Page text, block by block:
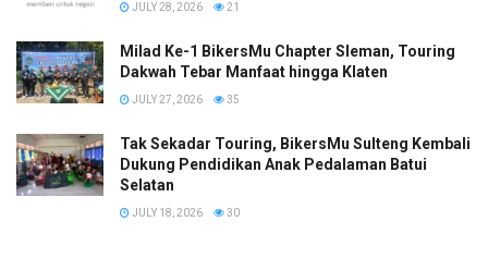
JULY 28, 2026 21
Milad Ke-1 BikersMu Chapter Sleman, Touring
Dakwah Tebar Manfaat hingga Klaten
JULY 27, 2026 35
Tak Sekadar Touring, BikersMu Sulteng Kembali
Dukung Pendidikan Anak Pedalaman Batui
Selatan
JULY 18, 2026 30